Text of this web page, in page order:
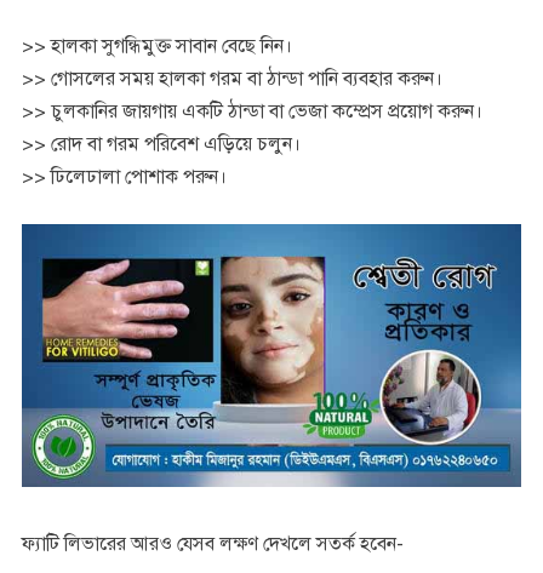
>> হালকা সুগন্ধিমুক্ত সাবান বেছে নিন।
>> গোসলের সময় হালকা গরম বা ঠান্ডা পানি ব্যবহার করুন।
>> চুলকানির জায়গায় একটি ঠান্ডা বা ভেজা কম্প্রেস প্রয়োগ করুন।
>> রোদ বা গরম পরিবেশ এড়িয়ে চলুন।
>> ঢিলেঢালা পোশাক পরুন।
ফ্যাটি লিভারের আরও যেসব লক্ষণ দেখলে সতর্ক হবেন-